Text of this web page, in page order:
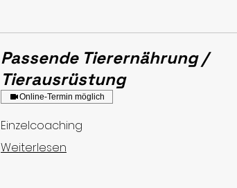
Passende Tierernährung /
Tierausrüstung
Online-Termin möglich
Einzelcoaching
Weiterlesen